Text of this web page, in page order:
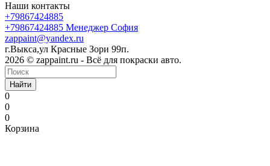
Наши контакты
+79867424885
+79867424885 Менеджер София
zappaint@yandex.ru
г.Выкса,ул Красные Зори 99п.
2026 © zappaint.ru - Всё для покраски авто.
Найти
0
0
0
Корзина